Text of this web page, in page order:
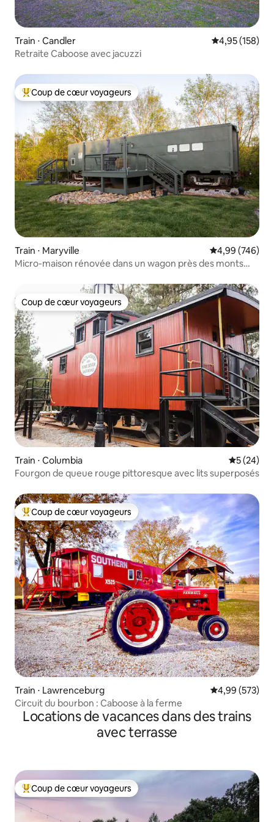
Train ⋅ Candler Évaluation
4,95 (158)
Retraite Caboose avec jacuzzi
Coups de cœur voyageurs les plus appréciés
Coup de cœur voyageurs
Train ⋅ Maryville Évaluation
4,99 (746)
Micro-maison rénovée dans un wagon près des monts
Coup de cœur voyageurs
Coup de cœur voyageurs
Train ⋅ Columbia
5 (24)
Fourgon de queue rouge pittoresque avec lits superposés
Coups de cœur voyageurs les plus appréciés
Coup de cœur voyageurs
Train ⋅ Lawrenceburg Évaluation
4,99 (573)
Circuit du bourbon : Caboose à la ferme
Locations de vacances dans des trains
avec terrasse
Coups de cœur voyageurs les plus appréciés
Coup de cœur voyageurs